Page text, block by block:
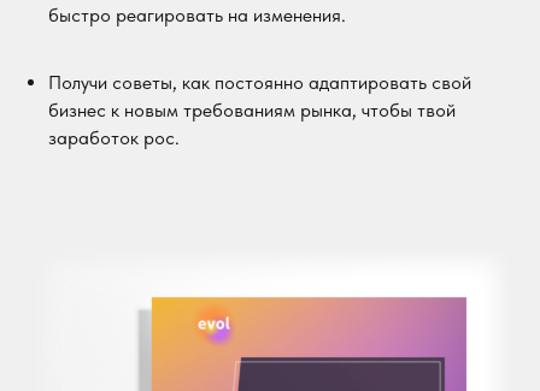
быстро реагировать на изменения.
Получи советы, как постоянно адаптировать свой
бизнес к новым требованиям рынка, чтобы твой
заработок рос.